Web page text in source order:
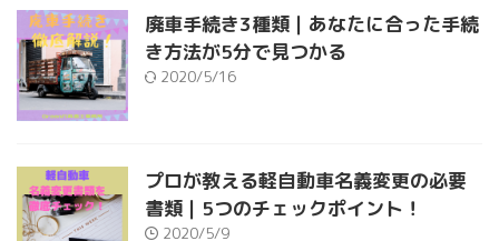
廃車手続き3種類｜あなたに合った手続
き方法が5分で見つかる
2020/5/16
プロが教える軽自動車名義変更の必要
書類｜5つのチェックポイント！
2020/5/9